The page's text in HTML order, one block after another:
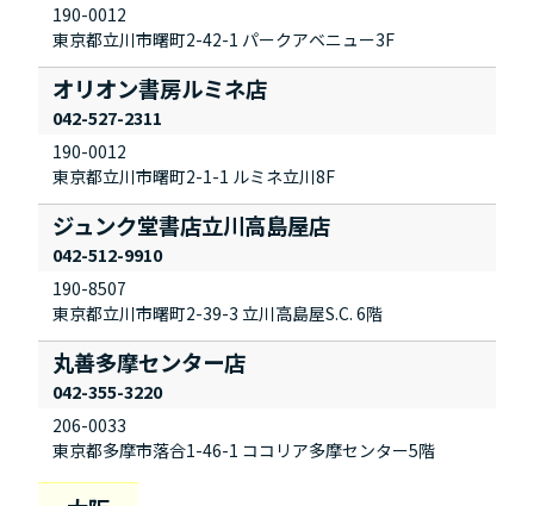
190-0012
東京都立川市曙町2-42-1 パークアベニュー3F
オリオン書房ルミネ店
190-0012
東京都立川市曙町2-1-1 ルミネ立川8F
042-527-2311
ジュンク堂書店立川高島屋店
190-8507
東京都立川市曙町2-39-3 立川高島屋S.C. 6階
042-512-9910
丸善多摩センター店
206-0033
東京都多摩市落合1-46-1 ココリア多摩センター5階
042-355-3220